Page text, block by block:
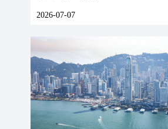
2026-07-07